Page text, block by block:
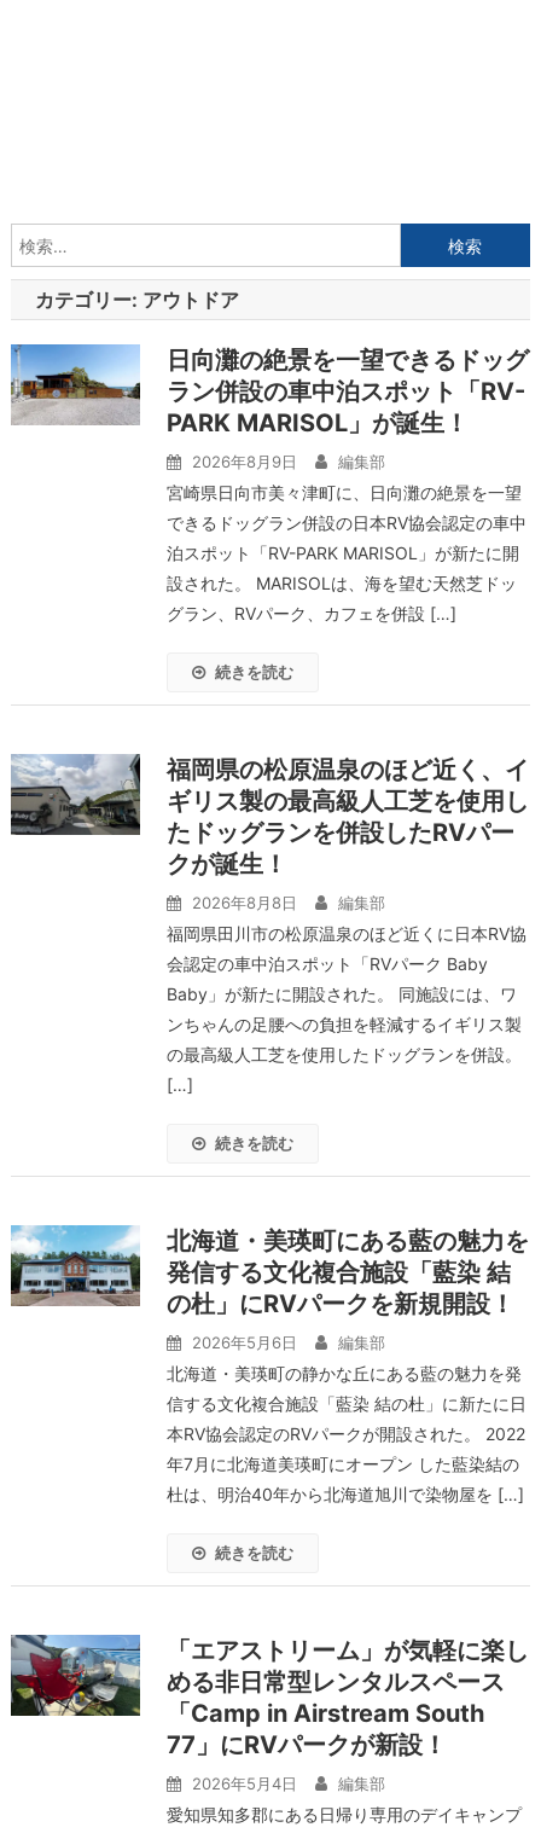
索:
カテゴリー: アウトドア
日向灘の絶景を一望できるドッグ
ラン併設の車中泊スポット「RV-
PARK MARISOL」が誕生！
2026年8月9日 編集部
宮崎県日向市美々津町に、日向灘の絶景を一望
できるドッグラン併設の日本RV協会認定の車中
泊スポット「RV-PARK MARISOL」が新たに開
設された。 MARISOLは、海を望む天然芝ドッ
グラン、RVパーク、カフェを併設 […]
続きを読む
福岡県の松原温泉のほど近く、イ
ギリス製の最高級人工芝を使用し
たドッグランを併設したRVパー
クが誕生！
2026年8月8日 編集部
福岡県田川市の松原温泉のほど近くに日本RV協
会認定の車中泊スポット「RVパーク Baby
Baby」が新たに開設された。 同施設には、ワ
ンちゃんの足腰への負担を軽減するイギリス製
の最高級人工芝を使用したドッグランを併設。
[…]
続きを読む
北海道・美瑛町にある藍の魅力を
発信する文化複合施設「藍染 結
の杜」にRVパークを新規開設！
2026年5月6日 編集部
北海道・美瑛町の静かな丘にある藍の魅力を発
信する文化複合施設「藍染 結の杜」に新たに日
本RV協会認定のRVパークが開設された。 2022
年7月に北海道美瑛町にオープン した藍染結の
杜は、明治40年から北海道旭川で染物屋を […]
続きを読む
「エアストリーム」が気軽に楽し
める非日常型レンタルスペース
「Camp in Airstream South
77」にRVパークが新設！
2026年5月4日 編集部
愛知県知多郡にある日帰り専用のデイキャンプ